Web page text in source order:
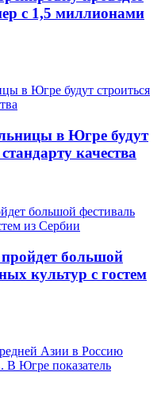
с 1,5 миллионами
в Югре будут
качества
большой
культур с гостем